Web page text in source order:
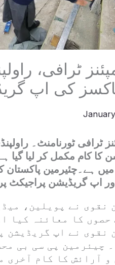
ٹرافی،
باکسز کی اپ
ٹرافی ٹورنامنٹ۔
کا کام مکمل کر لیا گیا
ہے۔چئیرمین
اپ گریڈیشن پراجیکٹ
نقوی نے پویلین،
کا معائنہ کیا
نقوی نے اپ گریڈیشن
چیئرمین پی سی بی
آرائش کا کام آخری